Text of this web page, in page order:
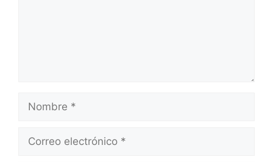
Nombre
Correo